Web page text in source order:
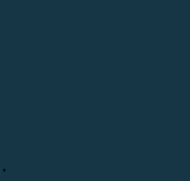
*